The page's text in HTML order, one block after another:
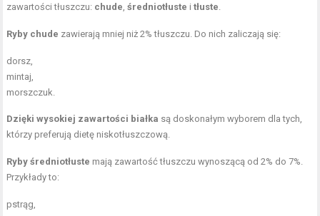
zawartości tłuszczu: chude ,średniotłuste itłuste
Ryby chude zawierają mniej niż 2% tłuszczu. Do nich zaliczają się:
dorsz,
mintaj,
morszczuk.
Dzięki wysokiej zawartości białka są doskonałym wyborem dla tych,
którzy preferują dietę niskotłuszczową
Ryby średniotłuste mają zawartość tłuszczu wynoszącą od 2% do 7%.
Przykłady to:
pstrąg,